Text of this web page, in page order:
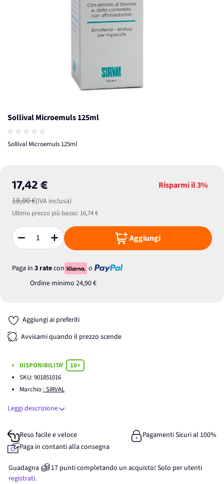
Sollival Microemuls 125ml
Sollival Microemuls 125ml
17,42 €
18,00 €(IVA inclusa)
Risparmi il3%
Ultimo prezzo più basso: 16,74 €
Quantità Aggiungi
Paga in 3 ratecon
o
Ordine minimo 24,90 €
Aggiungi ai preferiti
Avvisami quando il prezzo scende
DISPONIBILITA'
10+
SKU:901851016
Marchio : SIRVAL
Leggi descrizione
Reso facile e veloce
Pagamenti Sicuri al 100%
Paga in contanti alla consegna
Guadagna 17 punticompletando un acquisto! Solo per utenti
registrati.